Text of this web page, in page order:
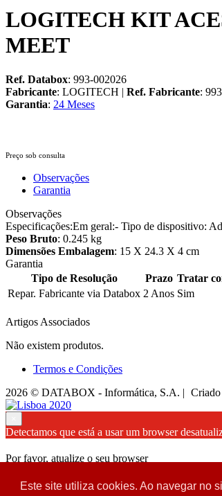
Este site utiliza cookies. Ao navegar no
LOGITECH KIT
MEET
Ref. Databox: 993-002026
Fabricante: LOGITECH | Ref. Fabricante:
Garantia: 24 Meses
Preço sob consulta
Observações
Garantia
Observações
Especificações:Em geral:- Tipo de dispositivo:
Peso Bruto: 0.245 kg
Dimensões Embalagem: 15 X 24.3 X 4 cm
Garantia
Tipo de Resolução
Prazo Tratar
Repar. Fabricante via Databox 2 Anos Sim
Artigos Associados
Não existem produtos.
Termos e Condições
2026 © DATABOX - Informática, S.A. |
Detectamos que está a usar um browser
Por favor, atualize o seu browser